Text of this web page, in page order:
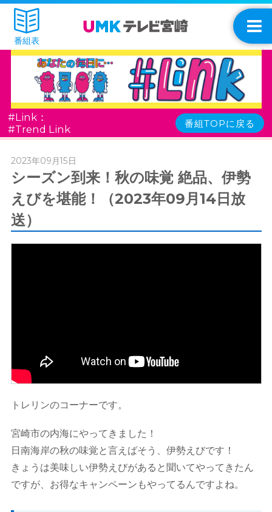
番組表
#Link：
#Trend Link
番組TOPに戻る
2023年09月15日
シーズン到来！秋の味覚 絶品、伊勢
えびを堪能！（2023年09月14日放
送）
トレリンのコーナーです。
宮崎市の内海にやってきました！
日南海岸の秋の味覚と言えばそう、伊勢えびです！
きょうは美味しい伊勢えびがあると聞いてやってきたん
ですが、お得なキャンペーンもやってるんですよね。